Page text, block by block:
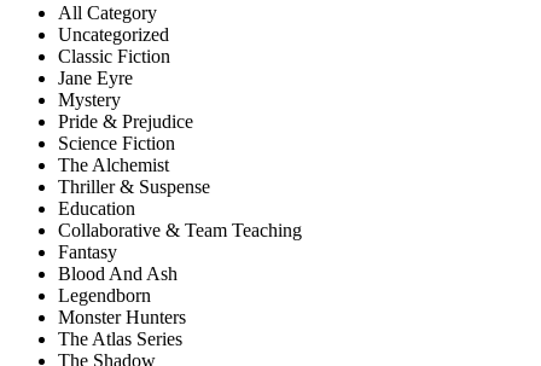
All Category
Uncategorized
Classic Fiction
Jane Eyre
Mystery
Pride & Prejudice
Science Fiction
The Alchemist
Thriller & Suspense
Education
Collaborative & Team Teaching
Fantasy
Blood And Ash
Legendborn
Monster Hunters
The Atlas Series
The Shadow